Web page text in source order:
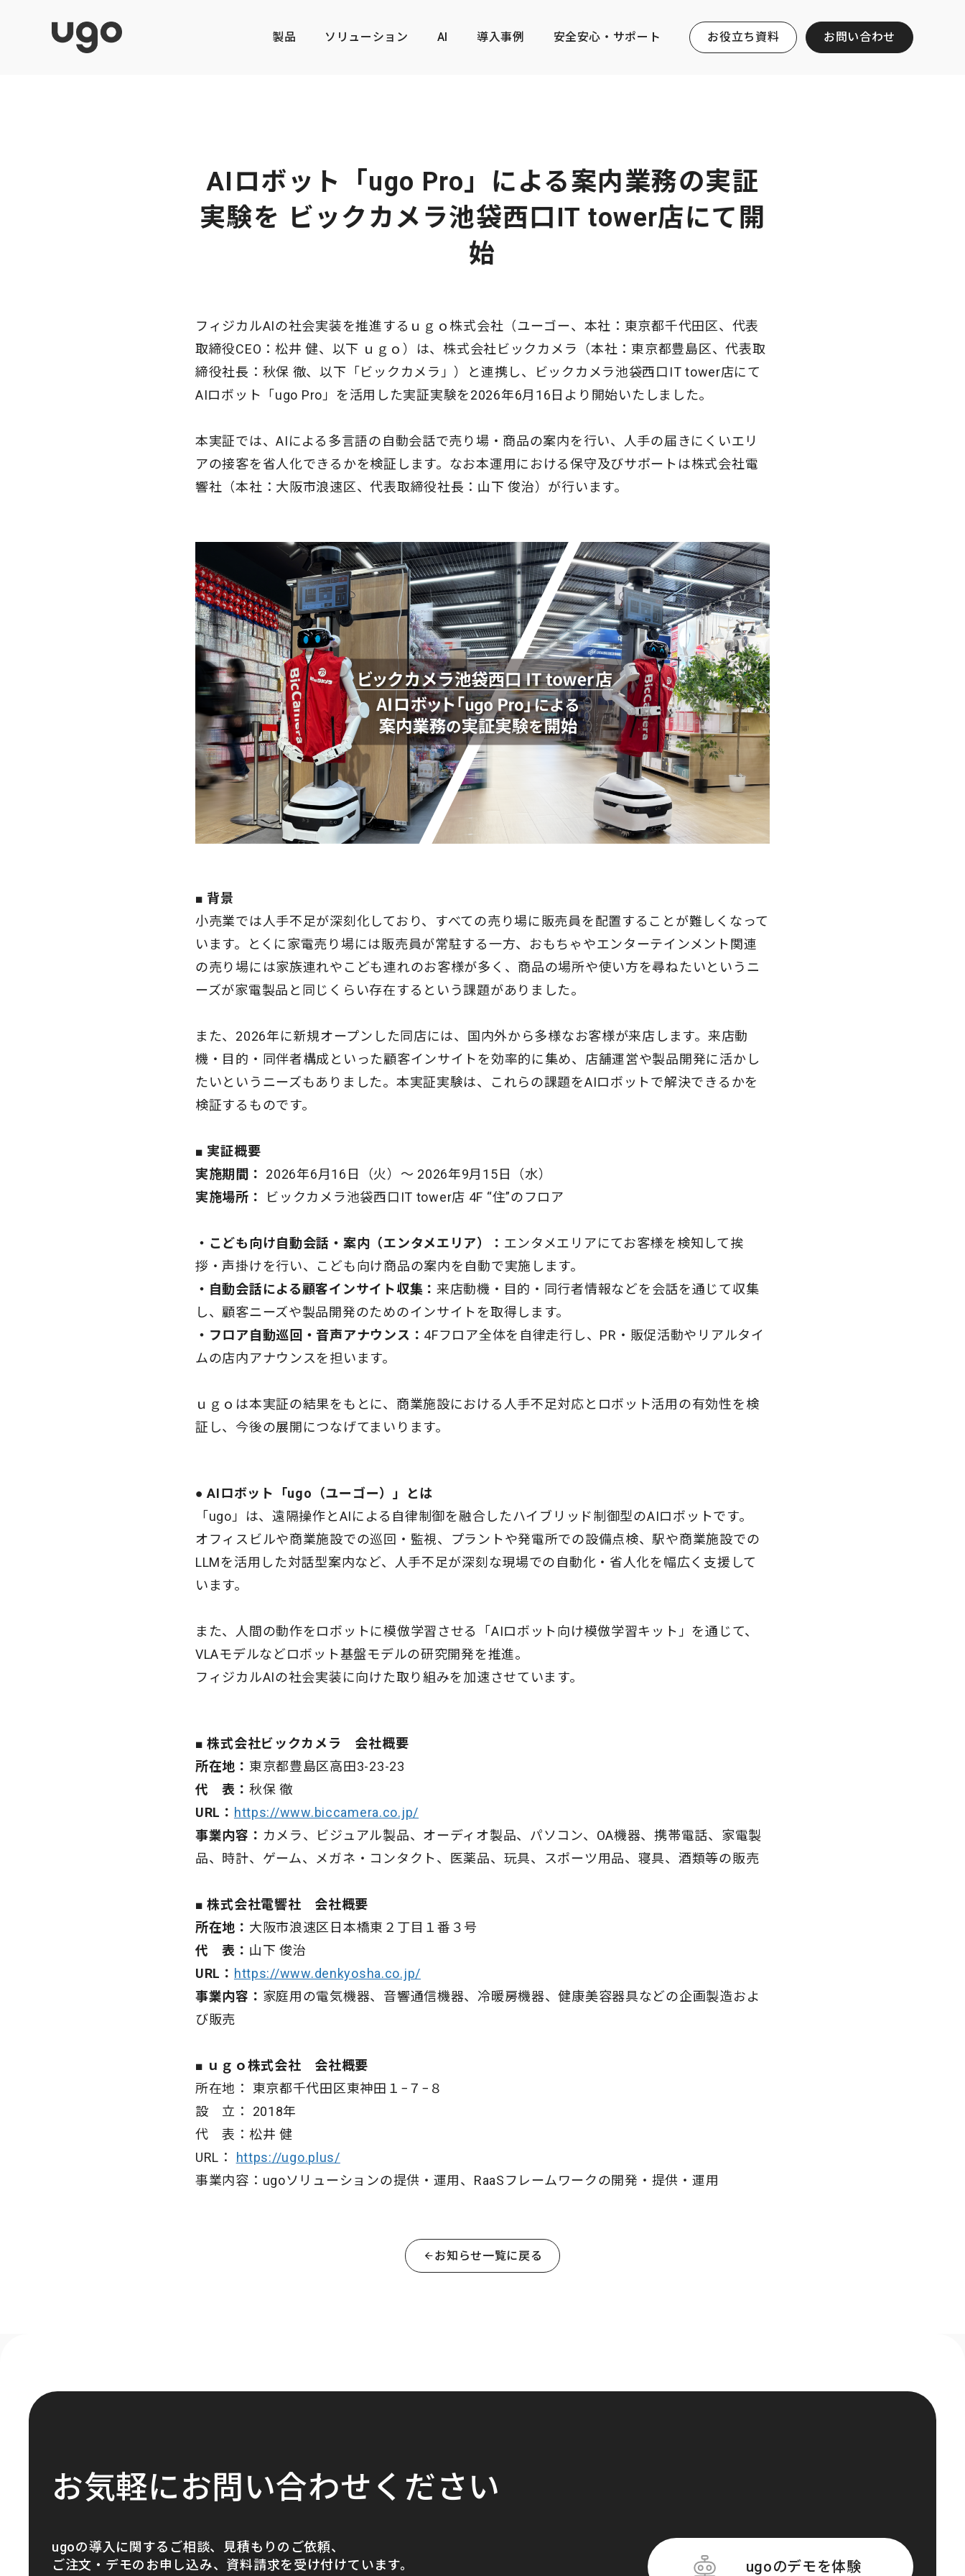
製品 ソリューション AI 導入事例 安全安心・サポート お役立ち資料 お問い合わせ
AIロボット「ugo Pro」による案内業務の実証
実験を ビックカメラ池袋西口IT tower店にて開
始
フィジカルAIの社会実装を推進するｕｇｏ株式会社（ユーゴー、本社：東京都千代田区、代表
取締役CEO：松井 健、以下 ｕｇｏ）は、株式会社ビックカメラ（本社：東京都豊島区、代表取
締役社長：秋保 徹、以下「ビックカメラ」）と連携し、ビックカメラ池袋西口IT tower店にて
AIロボット「ugo Pro」を活用した実証実験を2026年6月16日より開始いたしました。
本実証では、AIによる多言語の自動会話で売り場・商品の案内を行い、人手の届きにくいエリ
アの接客を省人化できるかを検証します。なお本運用における保守及びサポートは株式会社電
響社（本社：大阪市浪速区、代表取締役社長：山下 俊治）が行います。
■ 背景
小売業では人手不足が深刻化しており、すべての売り場に販売員を配置することが難しくなって
います。とくに家電売り場には販売員が常駐する一方、おもちゃやエンターテインメント関連
の売り場には家族連れやこども連れのお客様が多く、商品の場所や使い方を尋ねたいというニ
ーズが家電製品と同じくらい存在するという課題がありました。
また、2026年に新規オープンした同店には、国内外から多様なお客様が来店します。来店動
機・目的・同伴者構成といった顧客インサイトを効率的に集め、店舗運営や製品開発に活かし
たいというニーズもありました。本実証実験は、これらの課題をAIロボットで解決できるかを
検証するものです。
■ 実証概要
実施期間：
2026年6月16日（火）〜 2026年9月15日（水）
実施場所：
ビックカメラ池袋西口IT tower店 4F “住”のフロア
・こども向け自動会話・案内（エンタメエリア）： エンタメエリアにてお客様を検知して挨
拶・声掛けを行い、こども向け商品の案内を自動で実施します。
・ 自動会話による顧客インサイト収集： 来店動機・目的・同行者情報などを会話を通じて収集
し、顧客ニーズや製品開発のためのインサイトを取得します。
・ フロア自動巡回・音声アナウンス： 4Fフロア全体を自律走行し、PR・販促活動やリアルタイ
ムの店内アナウンスを担います。
ｕｇｏは本実証の結果をもとに、商業施設における人手不足対応とロボット活用の有効性を検
証し、今後の展開につなげてまいります。
● AIロボット「ugo（ユーゴー）」とは
「ugo」は、遠隔操作とAIによる自律制御を融合したハイブリッド制御型のAIロボットです。
オフィスビルや商業施設での巡回・監視、プラントや発電所での設備点検、駅や商業施設での
LLMを活用した対話型案内など、人手不足が深刻な現場での自動化・省人化を幅広く支援して
います。
また、人間の動作をロボットに模倣学習させる「AIロボット向け模倣学習キット」を通じて、
VLAモデルなどロボット基盤モデルの研究開発を推進。
フィジカルAIの社会実装に向けた取り組みを加速させています。
■ 株式会社ビックカメラ 会社概要
所在地： 東京都豊島区高田3-23-23
代 表： 秋保 徹
URL： https://www.biccamera.co.jp/
事業内容： カメラ、ビジュアル製品、オーディオ製品、パソコン、OA機器、携帯電話、家電製
品、時計、ゲーム、メガネ・コンタクト、医薬品、玩具、スポーツ用品、寝具、酒類等の販売
■ 株式会社電響社 会社概要
所在地： 大阪市浪速区日本橋東２丁目１番３号
代 表： 山下 俊治
URL： https://www.denkyosha.co.jp/
事業内容： 家庭用の電気機器、音響通信機器、冷暖房機器、健康美容器具などの企画製造およ
び販売
■ ｕｇｏ株式会社 会社概要
所在地： 東京都千代田区東神田１−７−８
設 立： 2018年
代 表：松井 健
URL：
https://ugo.plus/
事業内容：ugoソリューションの提供・運用、RaaSフレームワークの開発・提供・運用
お知らせ一覧に戻る
お気軽にお問い合わせください
ugoの導入に関するご相談、見積もりのご依頼、
ご注文・デモのお申し込み、資料請求を受け付けています。
ugoのデモを体験